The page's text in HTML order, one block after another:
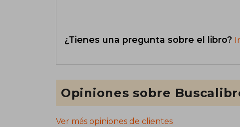
¿Tienes una pregunta sobre el libro?
Opiniones sobre
Ver más opiniones de clientes